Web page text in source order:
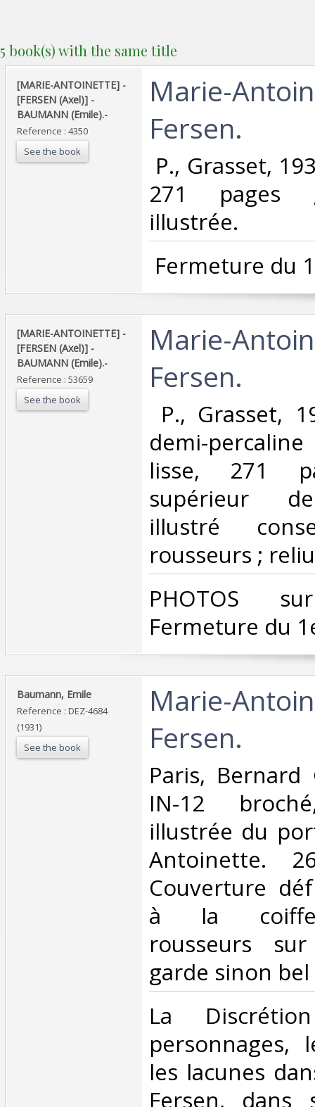
5 book(s) with the same title
‎[MARIE-ANTOINETTE] -
[FERSEN (Axel)] -
BAUMANN (Emile).-‎
Reference : 4350
See the book
‎Marie-
Fersen.‎
P., Grasset,
271 pages
illustrée. ‎
Fermeture du
‎[MARIE-ANTOINETTE] -
[FERSEN (Axel)] -
BAUMANN (Emile).-‎
Reference : 53659
See the book
‎Marie-
Fersen.‎
P., Grasset,
demi-
lisse, 271
supérieur
illustré
rousseurs ;
‎PHOTOS
Fermeture du
‎Baumann, Emile‎
Reference : DEZ-4684
(1931)
See the book
‎Marie-
Fersen.‎
‎Paris, Bernard
IN-12
illustrée du
Antoinette.
Couverture
à la coiffe
rousseurs
garde sinon
‎La
personnages,
les lacunes
Fersen,